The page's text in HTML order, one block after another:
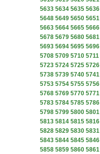
5633 5634 5635 5636
5648 5649 5650 5651
5663 5664 5665 5666
5678 5679 5680 5681
5693 5694 5695 5696
5708 5709 5710 5711
5723 5724 5725 5726
5738 5739 5740 5741
5753 5754 5755 5756
5768 5769 5770 5771
5783 5784 5785 5786
5798 5799 5800 5801
5813 5814 5815 5816
5828 5829 5830 5831
5843 5844 5845 5846
5858 5859 5860 5861